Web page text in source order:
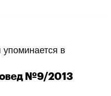
упоминается в
№9/2013